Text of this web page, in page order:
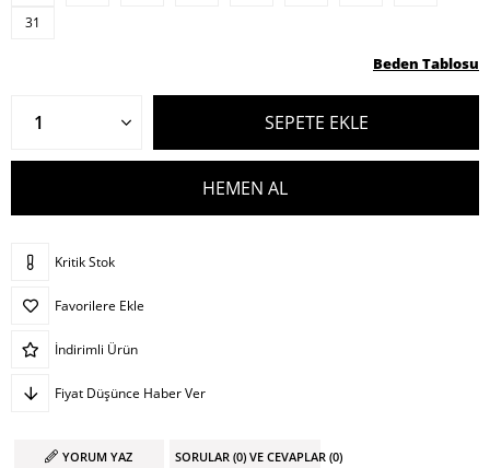
31
Beden Tablosu
Kritik Stok
Favorilere Ekle
İndirimli Ürün
Fiyat Düşünce Haber Ver
YORUM YAZ SORULAR (0) VE CEVAPLAR (0)